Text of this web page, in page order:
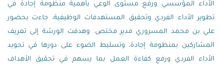
الأداء المؤسسي ورفع مستوى الوعي بأهمية منظومة إجادة في
تطوير الأداء الفردي وتحقيق المستهدفات الوظيفية، جاءت بحضور
علي بن محمد المسروري مدير مختص. وهدفت الورشة إلى تعريف
المشاركين بمنظومة إجادة، وتسليط الضوء على دورها في تجويد
الأداء الفردي ورفع كفاءة العمل بما يسهم في تحقيق الأهداف